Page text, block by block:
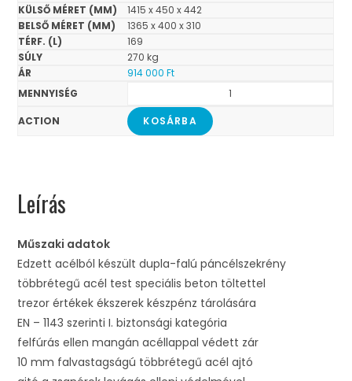
1415 x 450 x 442
1365 x 400 x 310
169
270 kg
914 000Ft
KOSÁRBA
Leírás
Műszaki adatok
Edzett acélból készült dupla-falú páncélszekrény
többrétegű acél test speciális beton töltettel
trezor értékek ékszerek készpénz tárolására
EN – 1143 szerinti I. biztonsági kategória
felfúrás ellen mangán acéllappal védett zár
10 mm falvastagságú többrétegű acél ajtó